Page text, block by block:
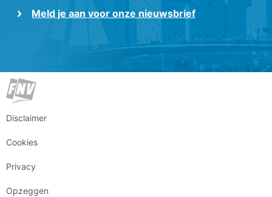
Meld je aan voor onze nieuwsbrief
Disclaimer
Cookies
Privacy
Opzeggen